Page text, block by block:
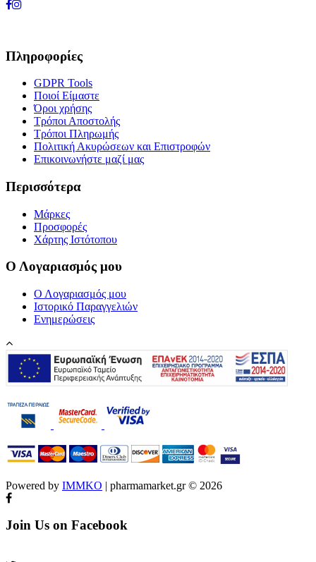
Πληροφορίες
GDPR Tools
Ποιοί Είμαστε
Όροι χρήσης
Τρόποι Αποστολής
Τρόποι Πληρωμής
Πολιτική Ακυρώσεων και Επιστροφών
Επικοινωνήστε μαζί μας
Περισσότερα
Μάρκες
Προσφορές
Χάρτης Ιστότοπου
Ο Λογαριασμός μου
Ο Λογαριασμός μου
Ιστορικό Παραγγελιών
Ενημερώσεις
Powered by IMMKO | pharmamarket.gr © 2026
Join Us on Facebook